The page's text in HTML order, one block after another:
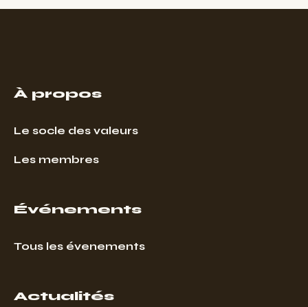
À propos
Le socle des valeurs
Les membres
Événements
Tous les évenements
Actualités